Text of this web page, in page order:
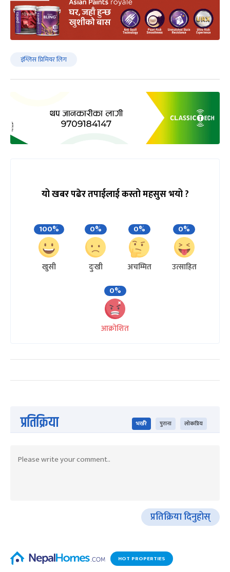
इ‌ंग्लिस प्रिमियर लिग
यो खबर पढेर तपाईलाई कस्तो महसुस भयो ?
100%
खुसी
0%
दुःखी
0%
अचम्मित
0%
उत्साहित
0%
आक्रोशित
प्रतिक्रिया भर्खरै पुराना लोकप्रिय
प्रतिक्रिया दिनुहोस्
HOT PROPERTIES